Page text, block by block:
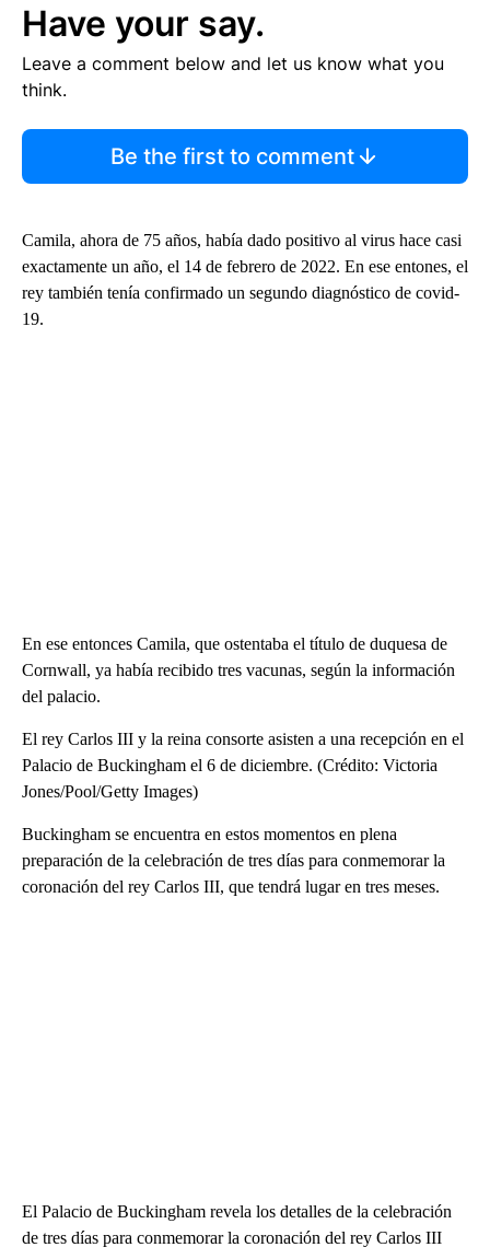
Have your say.
Leave a comment below and let us know what you
think.
Be the first to comment
Camila, ahora de 75 años, había dado positivo al virus hace casi
exactamente un año, el 14 de febrero de 2022. En ese entones, el
rey también tenía confirmado un segundo diagnóstico de covid-
19.
En ese entonces Camila, que ostentaba el título de duquesa de
Cornwall, ya había recibido tres vacunas, según la información
del palacio.
El rey Carlos III y la reina consorte asisten a una recepción en el
Palacio de Buckingham el 6 de diciembre. (Crédito: Victoria
Jones/Pool/Getty Images)
Buckingham se encuentra en estos momentos en plena
preparación de la celebración de tres días para conmemorar la
coronación del rey Carlos III, que tendrá lugar en tres meses.
El Palacio de Buckingham revela los detalles de la celebración
de tres días para conmemorar la coronación del rey Carlos III